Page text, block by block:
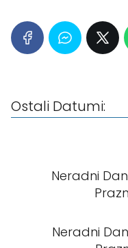
Ostali Datumi:
Neradni
Neradni